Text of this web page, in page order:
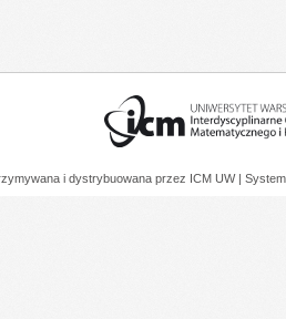
i dystrybuowana przez ICM UW |